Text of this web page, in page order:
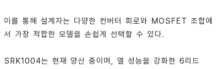
이를 통해 설계자는 다양한 컨버터 회로와 MOSFET 조합에
서 가장 적합한 모델을 손쉽게 선택할 수 있다.
SRK1004는 현재 양산 중이며, 열 성능을 강화한 6리드